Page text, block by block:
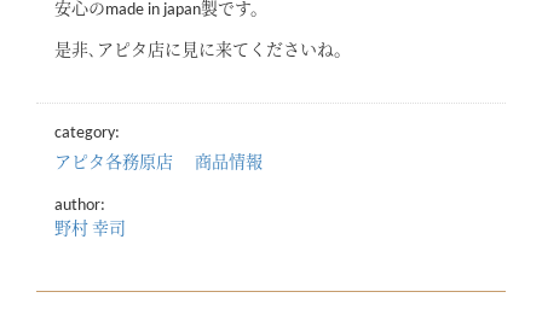
安心のmade in japan製です。
是非､アピタ店に見に来てくださいね。
category:
アピタ各務原店
商品情報
author:
野村 幸司